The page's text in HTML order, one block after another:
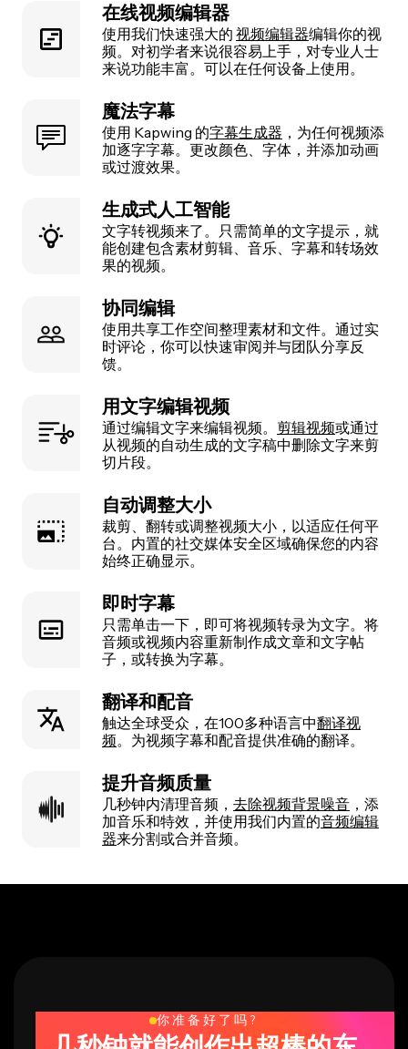
在线视频编辑器
使用我们快速强大的 视频编辑器编辑你的视
频。对初学者来说很容易上手，对专业人士
来说功能丰富。可以在任何设备上使用。
魔法字幕
使用 Kapwing 的字幕生成器 ，为任何视频添
加逐字字幕。更改颜色、字体，并添加动画
或过渡效果。
生成式人工智能
文字转视频来了。只需简单的文字提示，就
能创建包含素材剪辑、音乐、字幕和转场效
果的视频。
协同编辑
使用共享工作空间整理素材和文件。通过实
时评论，你可以快速审阅并与团队分享反
馈。
用文字编辑视频
通过编辑文字来编辑视频。 剪辑视频或通过
从视频的自动生成的文字稿中删除文字来剪
切片段。
自动调整大小
裁剪、翻转或调整视频大小，以适应任何平
台。内置的社交媒体安全区域确保您的内容
始终正确显示。
即时字幕
只需单击一下，即可将视频转录为文字。将
音频或视频内容重新制作成文章和文字帖
子，或转换为字幕。
翻译和配音
触达全球受众，在100多种语言中翻译视
频。为视频字幕和配音提供准确的翻译。
提升音频质量
几秒钟内清理音频， 去除视频背景噪音 ，添
加音乐和特效，并使用我们内置的音频编辑
器来分割或合并音频。
你准备好了吗?